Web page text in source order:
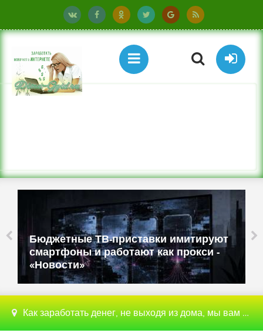
Бюджетные ТВ-приставки имитируют
смартфоны и работают как прокси -
«Новости»
Как заработать денег, не выходя из дома, мы вам поможем с этим разобраться